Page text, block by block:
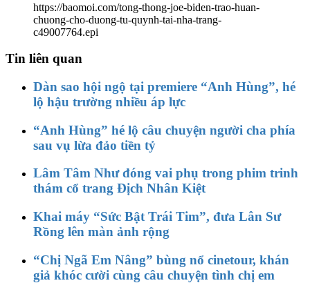
https://baomoi.com/tong-thong-joe-biden-trao-huan-
chuong-cho-duong-tu-quynh-tai-nha-trang-
c49007764.epi
Tin liên quan
Dàn sao hội ngộ tại premiere “Anh Hùng”, hé
lộ hậu trường nhiều áp lực
“Anh Hùng” hé lộ câu chuyện người cha phía
sau vụ lừa đảo tiền tỷ
Lâm Tâm Như đóng vai phụ trong phim trinh
thám cổ trang Địch Nhân Kiệt
Khai máy “Sức Bật Trái Tim”, đưa Lân Sư
Rồng lên màn ảnh rộng
“Chị Ngã Em Nâng” bùng nổ cinetour, khán
giả khóc cười cùng câu chuyện tình chị em